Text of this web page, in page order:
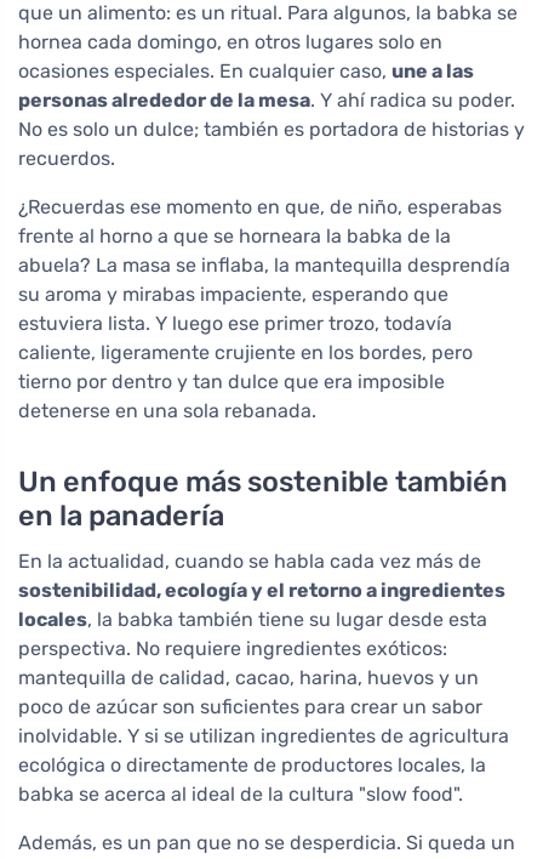
que un alimento: es un ritual. Para algunos, la babka se
hornea cada domingo, en otros lugares solo en
ocasiones especiales. En cualquier caso, une a las
personas alrededor de la mesa. Y ahí radica su poder.
No es solo un dulce; también es portadora de historias y
recuerdos.
¿Recuerdas ese momento en que, de niño, esperabas
frente al horno a que se horneara la babka de la
abuela? La masa se inflaba, la mantequilla desprendía
su aroma y mirabas impaciente, esperando que
estuviera lista. Y luego ese primer trozo, todavía
caliente, ligeramente crujiente en los bordes, pero
tierno por dentro y tan dulce que era imposible
detenerse en una sola rebanada.
Un enfoque más sostenible también
en la panadería
En la actualidad, cuando se habla cada vez más de
sostenibilidad, ecología y el retorno a ingredientes
locales, la babka también tiene su lugar desde esta
perspectiva. No requiere ingredientes exóticos:
mantequilla de calidad, cacao, harina, huevos y un
poco de azúcar son suficientes para crear un sabor
inolvidable. Y si se utilizan ingredientes de agricultura
ecológica o directamente de productores locales, la
babka se acerca al ideal de la cultura "slow food".
Además, es un pan que no se desperdicia. Si queda un